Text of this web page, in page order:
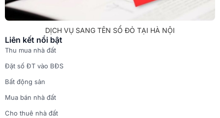
DỊCH VỤ SANG TÊN SỔ ĐỎ TẠI HÀ NỘI
Liên kết nổi bật
Thu mua nhà đất
Đặt số ĐT vào BĐS
Bất động sản
Mua bán nhà đất
Cho thuê nhà đất